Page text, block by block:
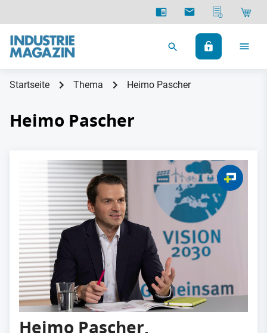
Startseite Thema Heimo Pascher
Heimo Pascher
Heimo Pascher,